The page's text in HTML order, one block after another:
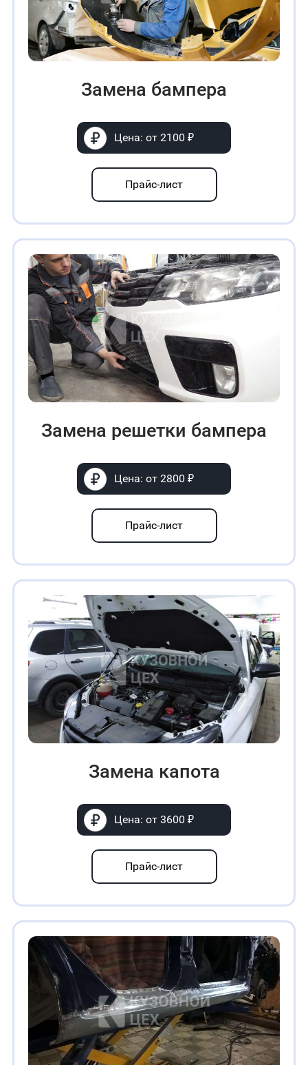
Замена бампера
Цена: от 2100 ₽
Прайс-лист
Замена решетки бампера
Цена: от 2800 ₽
Прайс-лист
Замена капота
Цена: от 3600 ₽
Прайс-лист